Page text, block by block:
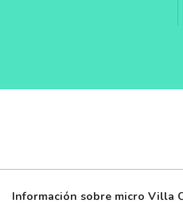
Información sobre micro Villa